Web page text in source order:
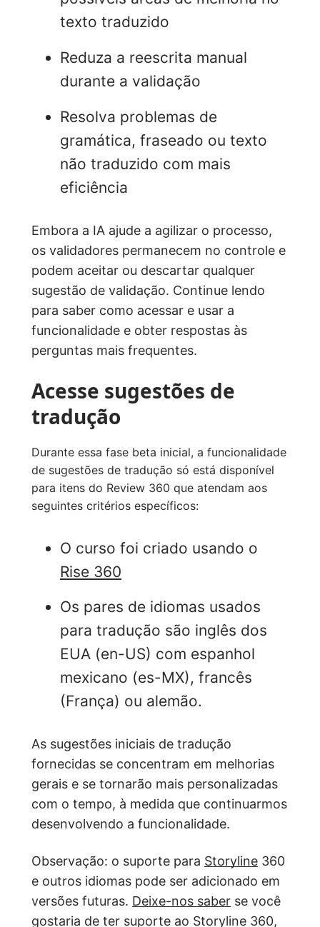
texto traduzido
Reduza a reescrita manual
durante a validação
Resolva problemas de
gramática, fraseado ou texto
não traduzido com mais
eficiência
Embora a IA ajude a agilizar o processo,
os validadores permanecem no controle e
podem aceitar ou descartar qualquer
sugestão de validação. Continue lendo
para saber como acessar e usar a
funcionalidade e obter respostas às
perguntas mais frequentes.
Acesse sugestões de
tradução
Durante essa fase beta inicial, a funcionalidade
de sugestões de tradução só está disponível
para itens do Review 360 que atendam aos
seguintes critérios específicos:
O curso foi criado usando o
Rise 360
Os pares de idiomas usados
para tradução são inglês dos
EUA (en-US) com espanhol
mexicano (es-MX), francês
(França) ou alemão.
As sugestões iniciais de tradução
fornecidas se concentram em melhorias
gerais e se tornarão mais personalizadas
com o tempo, à medida que continuarmos
desenvolvendo a funcionalidade.
Observação: o suporte para Storyline 360
e outros idiomas pode ser adicionado em
versões futuras. Deixe-nos saber se você
gostaria de ter suporte ao Storyline 360,